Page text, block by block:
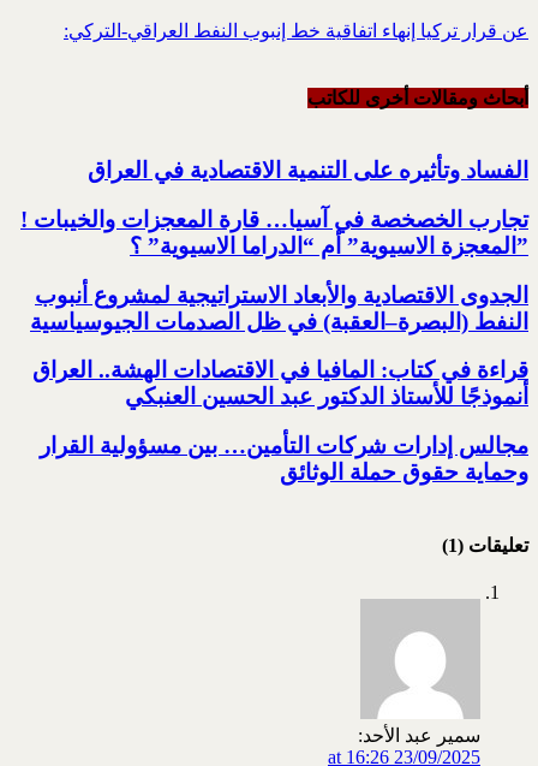
عن قرار تركيا إنهاء اتفاقية خط إنبوب النفط العراقي-التركي‎:‎
أبحاث ومقالات أخرى للکاتب
الفساد وتأثيره على التنمية الاقتصادية في العراق
تجارب الخصخصة في آسيا… قارة المعجزات والخيبات !‏
‏”المعجزة الاسيوية” أم “الدراما الاسيوية” ؟‏
الجدوى الاقتصادية والأبعاد الاستراتيجية لمشروع أنبوب
النفط (البصرة–العقبة) ‏في ظل الصدمات الجيوسياسية
قراءة في كتاب: المافيا في الاقتصادات الهشة.. العراق
أنموذجًا للأستاذ الدكتور عبد الحسين العنبكي
مجالس إدارات شركات التأمين… بين مسؤولية القرار
وحماية حقوق حملة الوثائق
تعليقات (1)
سمير عبد الأحد:
23/09/2025 at 16:26